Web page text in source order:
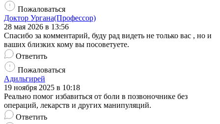
Пожаловаться
Доктор Ургана(Профессор)
28 мая 2026 в 13:56
Спасибо за комментарий, буду рад видеть не только вас , но и
ваших близких кому вы посоветуете.
Ответить
Пожаловаться
Адильгирей
19 ноября 2025 в 10:18
Реально помог избавиться от боли в позвоночнике без
операций, лекарств и других манипуляций.
Ответить